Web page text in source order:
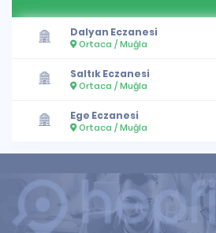
Dalyan Eczanesi
Ortaca / Muğla
Saltık Eczanesi
Ortaca / Muğla
Ege Eczanesi
Ortaca / Muğla